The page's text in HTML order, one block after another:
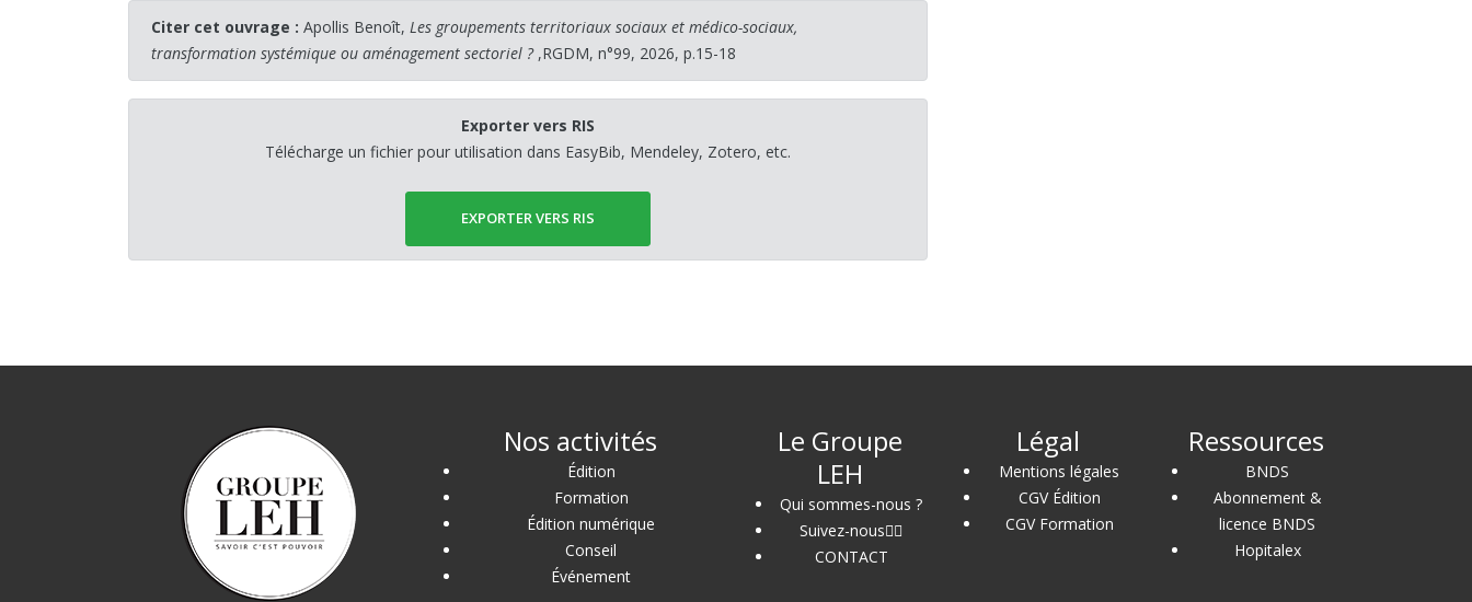
Citer cet ouvrage : Apollis Benoît, Les groupements territoriaux sociaux et médico-sociaux,
transformation systémique ou aménagement sectoriel ?,RGDM, n°99, 2026, p.15-18
Exporter vers RIS
Télécharge un fichier pour utilisation dans EasyBib, Mendeley, Zotero, etc.
EXPORTER VERS RIS
Nos activités
Édition
Formation
Édition numérique
Conseil
Événement
Le Groupe
LEH
Qui sommes-nous ?
Suivez-nous
CONTACT
Légal
Mentions légales
CGV Édition
CGV Formation
Ressources
BNDS
Abonnement &
licence BNDS
Hopitalex